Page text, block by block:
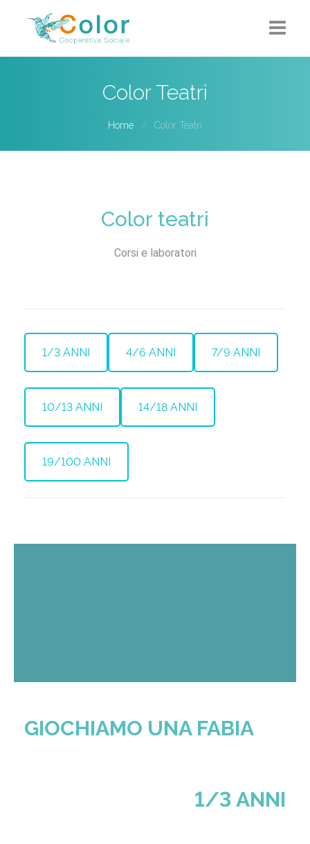
Color Teatri
Home Color Teatri
Color teatri
Corsi e laboratori
1/3 ANNI 4/6 ANNI 7/9 ANNI
10/13 ANNI 14/18 ANNI
19/100 ANNI
GIOCHIAMO UNA FABIA
1/3 ANNI